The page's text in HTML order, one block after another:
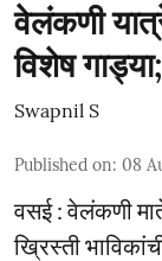
वेलंकणी
विशेष
Swapnil S
Published on: 08
वसई : वेलंकणी
ख्रिस्ती